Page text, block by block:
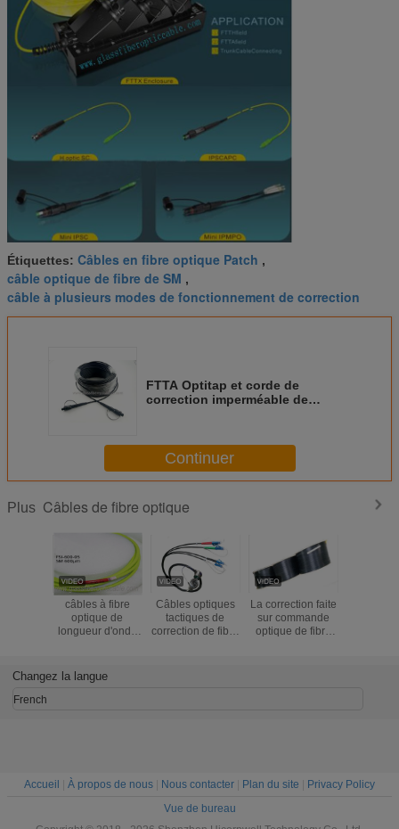
Étiquettes: Câbles en fibre optique Patch ,
câble optique de fibre de SM ,
câble à plusieurs modes de fonctionnement de correction
FTTA Optitap et corde de
correction imperméable de
Continuer
Plus Câbles de fibre optique
câbles à fibre
optique de
longueur d'onde
Câbles optiques
tactiques de
correction de fibre
La correction faite
sur commande
optique de fibre
Changez la langue
French
Accueil À propos de nous Nous contacter Plan du site
Privacy Policy
Vue de bureau